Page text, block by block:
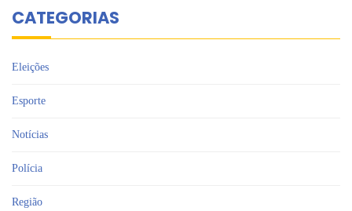
CATEGORIAS
Eleições
Esporte
Notícias
Polícia
Região